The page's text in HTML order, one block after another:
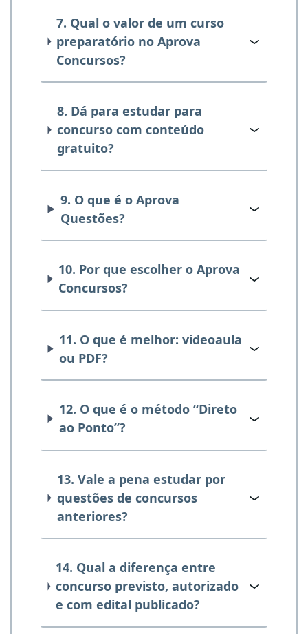
7. Qual o valor de um curso
preparatório no Aprova
Concursos?
8. Dá para estudar para
concurso com conteúdo
gratuito?
9. O que é o Aprova
Questões?
10. Por que escolher o Aprova
Concursos?
11. O que é melhor: videoaula
ou PDF?
12. O que é o método “Direto
ao Ponto”?
13. Vale a pena estudar por
questões de concursos
anteriores?
14. Qual a diferença entre
concurso previsto, autorizado
e com edital publicado?